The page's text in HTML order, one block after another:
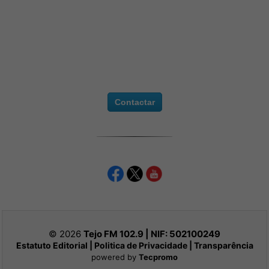
Contactar
© 2026 Tejo FM 102.9 | NIF: 502100249
Estatuto Editorial Politica de Privacidade| Transparência
powered by Tecpromo